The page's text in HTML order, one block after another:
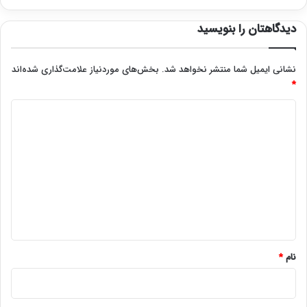
دیدگاهتان را بنویسید
نشانی ایمیل شما منتشر نخواهد شد. بخش‌های موردنیاز علامت‌گذاری شده‌اند
*
نام*